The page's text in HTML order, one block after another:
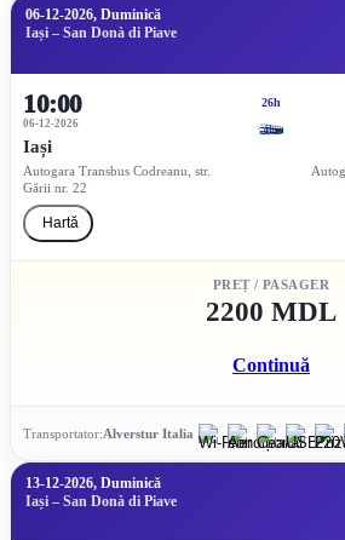
06-12-2026, Duminică
Iași – San Donà di Piave
10:00
06-12-2026
Iași
Autogara Transbus Codreanu, str.
Gării nr. 22
Hartă
26h
PREȚ / PASAGER
2200 MDL
Continuă
Transportator:Alverstur Italia
13-12-2026, Duminică
Iași – San Donà di Piave